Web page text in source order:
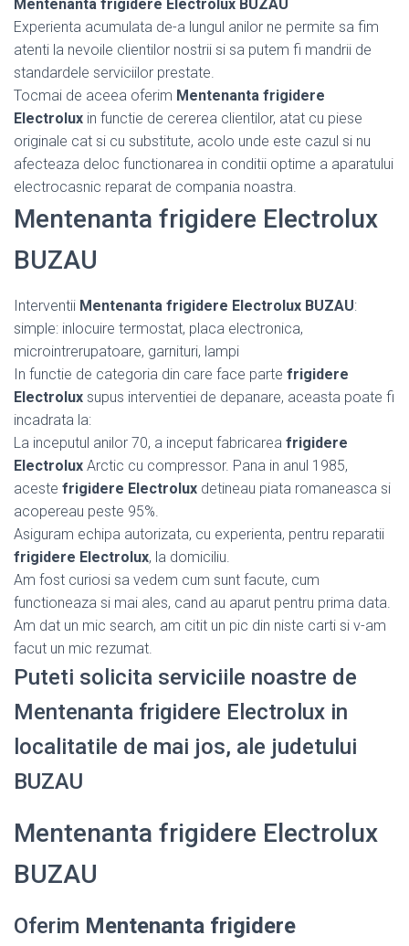
Mentenanta frigidere Electrolux BUZAU
Experienta acumulata de-a lungul anilor ne permite sa fim
atenti la nevoile clientilor nostrii si sa putem fi mandrii de
standardele serviciilor prestate.
Tocmai de aceea oferim Mentenanta frigidere
Electrolux in functie de cererea clientilor, atat cu piese
originale cat si cu substitute, acolo unde este cazul si nu
afecteaza deloc functionarea in conditii optime a aparatului
electrocasnic reparat de compania noastra.
Mentenanta frigidere Electrolux
BUZAU
Interventii Mentenanta frigidere Electrolux BUZAU:
simple: inlocuire termostat, placa electronica,
microintrerupatoare, garnituri, lampi
In functie de categoria din care face parte frigidere
Electrolux supus interventiei de depanare, aceasta poate fi
incadrata la:
La inceputul anilor 70, a inceput fabricarea frigidere
Electrolux Arctic cu compressor. Pana in anul 1985,
aceste frigidere Electrolux detineau piata romaneasca si
acopereau peste 95%.
Asiguram echipa autorizata, cu experienta, pentru reparatii
frigidere Electrolux, la domiciliu.
Am fost curiosi sa vedem cum sunt facute, cum
functioneaza si mai ales, cand au aparut pentru prima data.
Am dat un mic search, am citit un pic din niste carti si v-am
facut un mic rezumat.
Puteti solicita serviciile noastre de
Mentenanta frigidere Electrolux in
localitatile de mai jos, ale judetului
BUZAU
Mentenanta frigidere Electrolux
BUZAU
Oferim Mentenanta frigidere